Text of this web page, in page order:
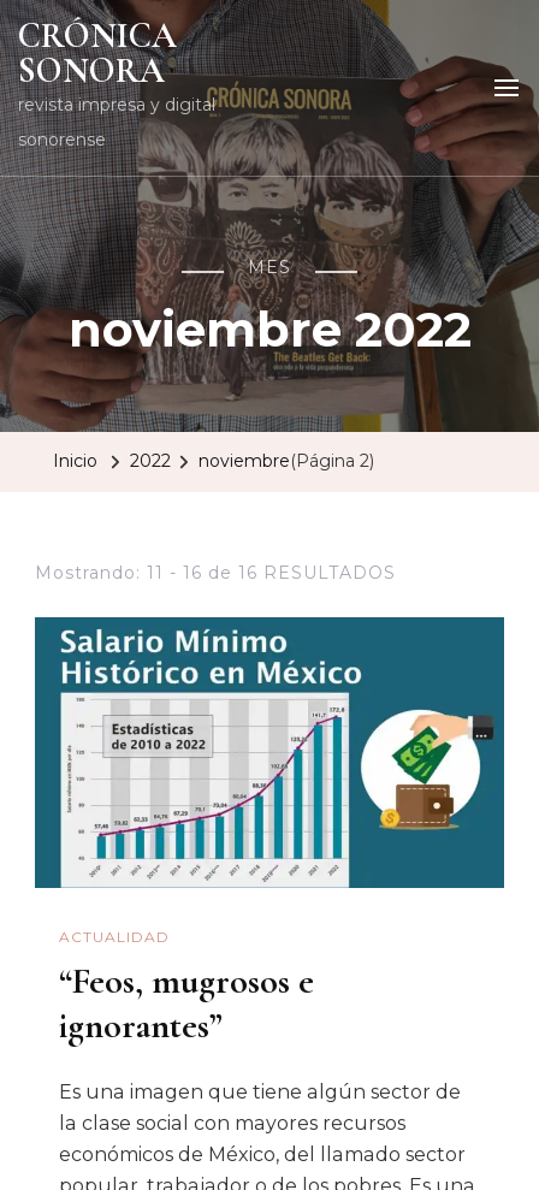
CRÓNICA
SONORA
revista impresa y digital
sonorense
MES
noviembre 2022
Inicio 2022 noviembre(Página 2)
Mostrando: 11 - 16 de 16 RESULTADOS
ACTUALIDAD
“Feos, mugrosos e
ignorantes”
Es una imagen que tiene algún sector de
la clase social con mayores recursos
económicos de México, del llamado sector
popular, trabajador o de los pobres. Es una